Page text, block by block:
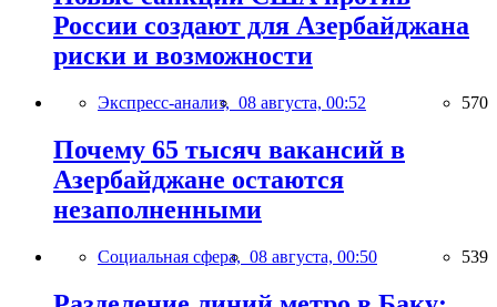
России создают для Азербайджана
риски и возможности
Экспресс-анализ, 08 августа, 00:52 570
Почему 65 тысяч вакансий в
Азербайджане остаются
незаполненными
Социальная сфера, 08 августа, 00:50 539